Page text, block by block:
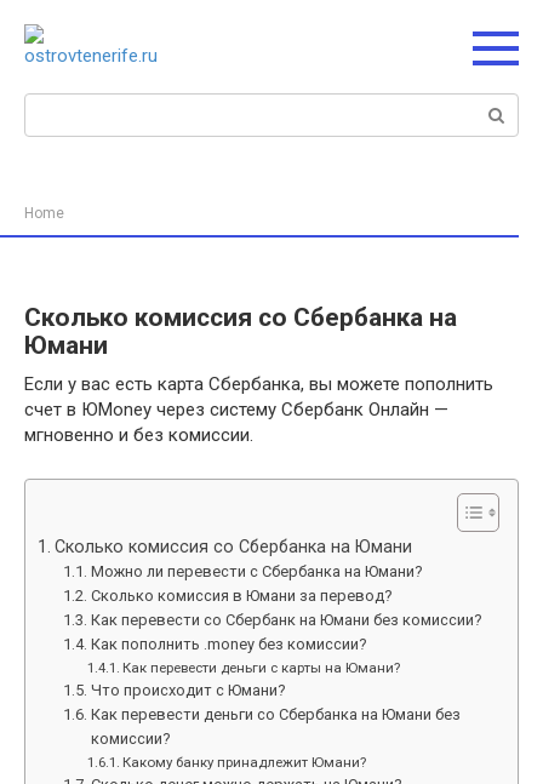
контенту
Поиск:
Home
Сколько комиссия со Сбербанка на
Юмани
Если у вас есть карта Сбербанка, вы можете пополнить
счет в ЮMoney через систему Сбербанк Онлайн —
мгновенно и без комиссии.
Сколько комиссия со Сбербанка на Юмани
Можно ли перевести с Сбербанка на Юмани?
Сколько комиссия в Юмани за перевод?
Как перевести со Сбербанк на Юмани без комиссии?
Как пополнить .money без комиссии?
Как перевести деньги с карты на Юмани?
Что происходит с Юмани?
Как перевести деньги со Сбербанка на Юмани без
комиссии?
Какому банку принадлежит Юмани?